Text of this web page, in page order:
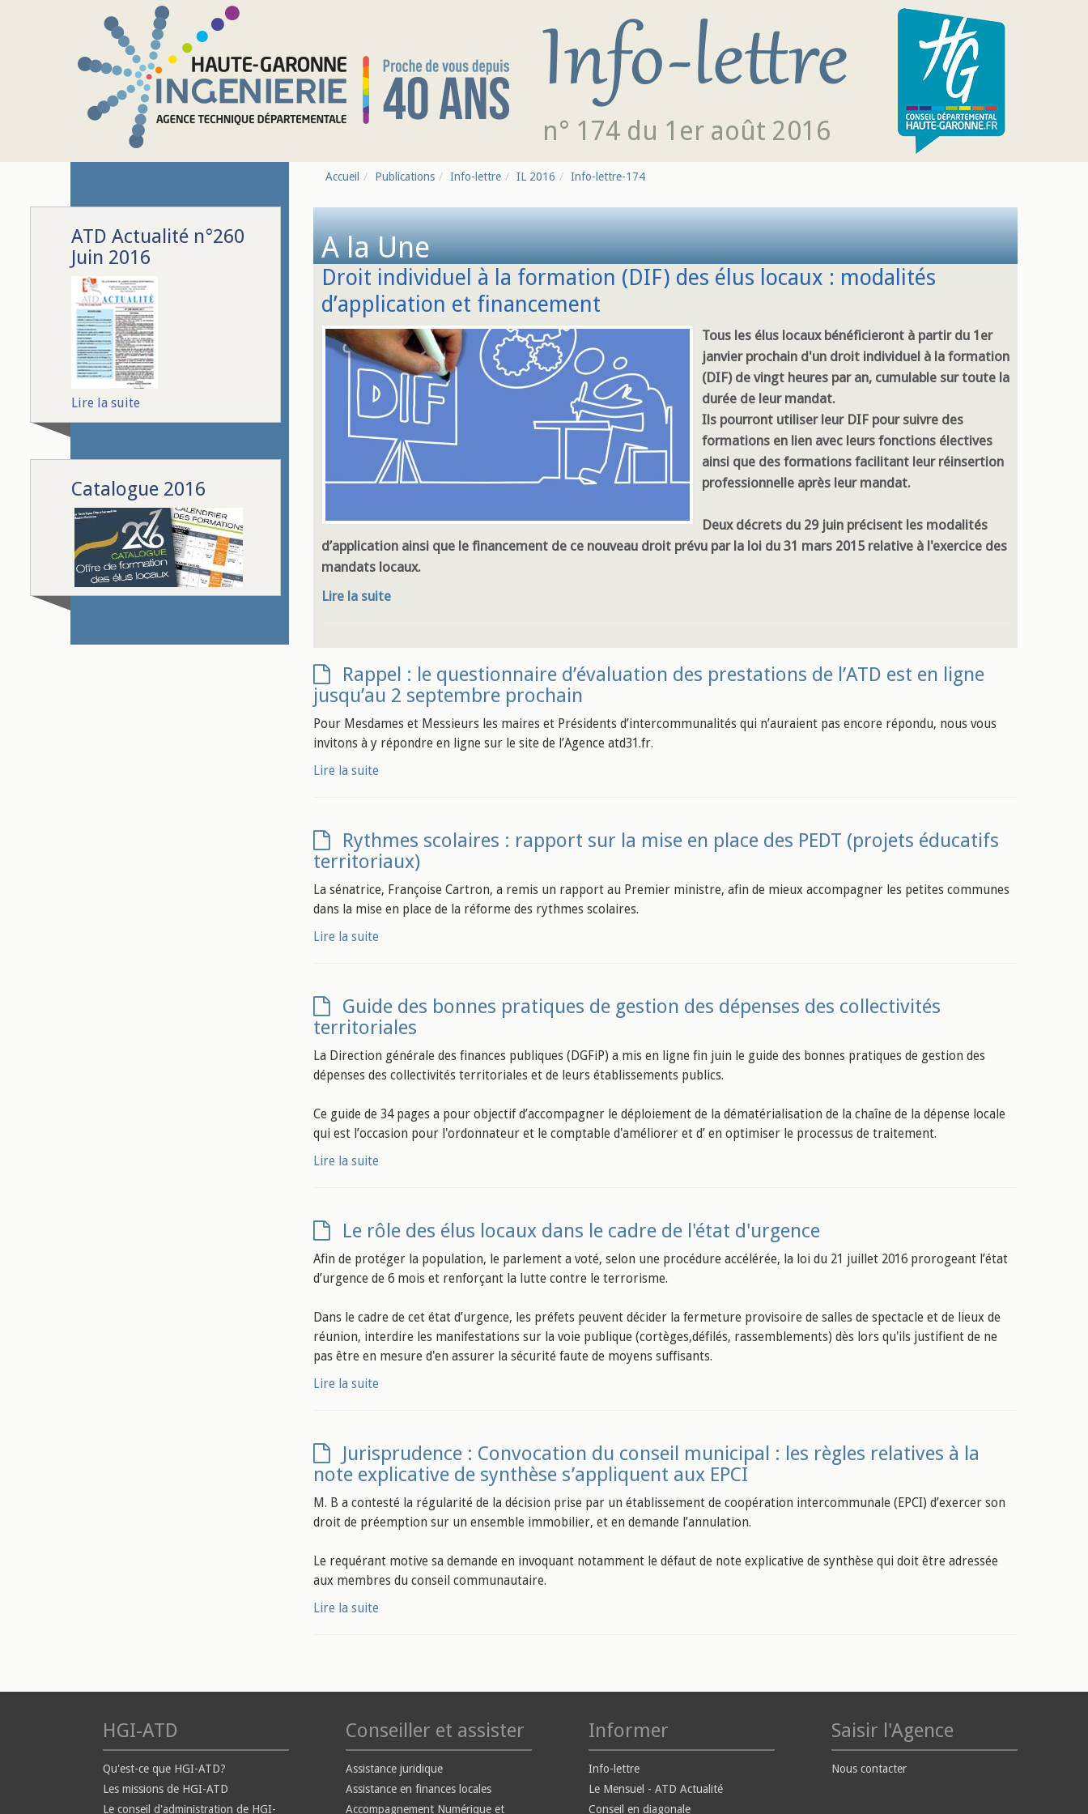
n° 174 du 1er août 2016
ATD Actualité n°260
Juin 2016
Lire la suite
Catalogue 2016
Accueil Publications Info-lettre IL 2016 Info-lettre-174
A la Une
Droit individuel à la formation (DIF) des élus locaux : modalités
d’application et financement
Tous les élus locaux bénéficieront à partir du 1er
janvier prochain d'un droit individuel à la formation
(DIF) de vingt heures par an, cumulable sur toute la
durée de leur mandat.
Ils pourront utiliser leur DIF pour suivre des
formations en lien avec leurs fonctions électives
ainsi que des formations facilitant leur réinsertion
professionnelle après leur mandat.
Deux décrets du 29 juin précisent les modalités
d’application ainsi que le financement de ce nouveau droit prévu par la loi du 31 mars 2015 relative à l'exercice des
mandats locaux.
Lire la suite
Rappel : le questionnaire d’évaluation des prestations de l’ATD est en ligne
jusqu’au 2 septembre prochain
Pour Mesdames et Messieurs les maires et Présidents d’intercommunalités qui n’auraient pas encore répondu, nous vous
invitons à y répondre en ligne sur le site de l’Agence atd31.fr.
Lire la suite
Rythmes scolaires : rapport sur la mise en place des PEDT (projets éducatifs
territoriaux)
La sénatrice, Françoise Cartron, a remis un rapport au Premier ministre, afin de mieux accompagner les petites communes
dans la mise en place de la réforme des rythmes scolaires.
Lire la suite
Guide des bonnes pratiques de gestion des dépenses des collectivités
territoriales
La Direction générale des finances publiques (DGFiP) a mis en ligne fin juin le guide des bonnes pratiques de gestion des
dépenses des collectivités territoriales et de leurs établissements publics.
Ce guide de 34 pages a pour objectif d’accompagner le déploiement de la dématérialisation de la chaîne de la dépense locale
qui est l’occasion pour l'ordonnateur et le comptable d'améliorer et d’ en optimiser le processus de traitement.
Lire la suite
Le rôle des élus locaux dans le cadre de l'état d'urgence
Afin de protéger la population, le parlement a voté, selon une procédure accélérée, la loi du 21 juillet 2016 prorogeant l’état
d’urgence de 6 mois et renforçant la lutte contre le terrorisme.
Dans le cadre de cet état d’urgence, les préfets peuvent décider la fermeture provisoire de salles de spectacle et de lieux de
réunion, interdire les manifestations sur la voie publique (cortèges,défilés, rassemblements) dès lors qu'ils justifient de ne
pas être en mesure d'en assurer la sécurité faute de moyens suffisants.
Lire la suite
Jurisprudence : Convocation du conseil municipal : les règles relatives à la
note explicative de synthèse s’appliquent aux EPCI
M. B a contesté la régularité de la décision prise par un établissement de coopération intercommunale (EPCI) d’exercer son
droit de préemption sur un ensemble immobilier, et en demande l’annulation.
Le requérant motive sa demande en invoquant notamment le défaut de note explicative de synthèse qui doit être adressée
aux membres du conseil communautaire.
Lire la suite
HGI-ATD
Qu'est-ce que HGI-ATD?
Les missions de HGI-ATD
Le conseil d'administration de HGI-
Conseiller et assister
Assistance juridique
Assistance en finances locales
Accompagnement Numérique et
Informer
Info-lettre
Le Mensuel - ATD Actualité
Conseil en diagonale
Saisir l'Agence
Nous contacter